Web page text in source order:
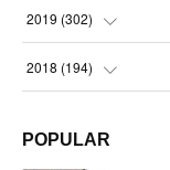
(24)
(21
(23 )
(22
(23
(22 )
(23
(22
(24
(22
2019 (302)
(23
2018 (194)
POPULAR